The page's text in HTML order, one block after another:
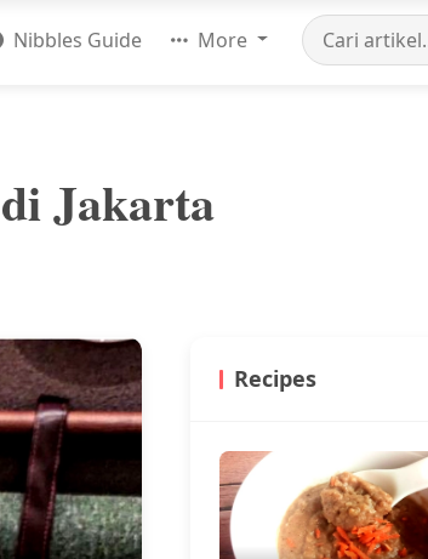
Nibbles Guide More
Jakarta
Recipes